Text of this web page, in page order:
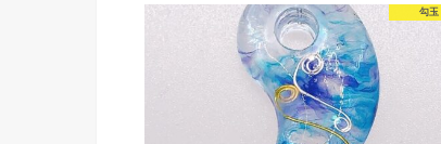
勾玉